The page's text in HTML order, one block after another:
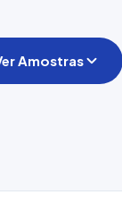
Amostras